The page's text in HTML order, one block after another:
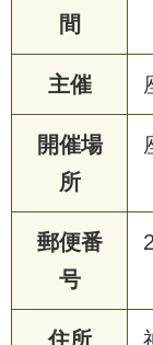
間
主催
開催場
所
郵便番
号
住所